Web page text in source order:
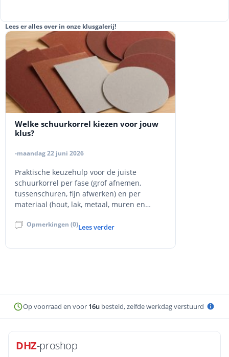
Lees er alles over in onze klusgalerij!
Welke schuurkorrel kiezen voor jouw
klus?
-maandag 22 juni 2026
Praktische keuzehulp voor de juiste
schuurkorrel per fase (grof afnemen,
tussenschuren, fijn afwerken) en per
materiaal (hout, lak, metaal, muren en
Opmerkingen (0)Lees verder
Op voorraad en voor 16ubesteld, zelfde werkdag verstuurd
DHZ-proshop